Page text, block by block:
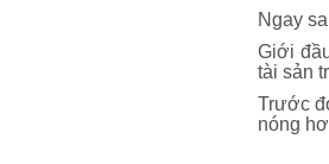
Ngay
Giới
tài sản
Trước
nóng